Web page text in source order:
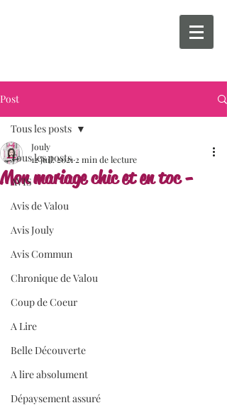
Post
Tous les posts
AVIS
Avis de Valou
Avis Jouly
Avis Commun
Chronique de Valou
Coup de Coeur
A Lire
Belle Découverte
A lire absolument
Dépaysement assuré
Tous les posts
Mon mariage chic et en toc -
Jouly
12 juil. 2021 2 min de lecture